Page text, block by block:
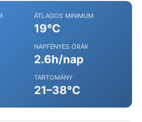
ÁTLAGOS MINIMUM
19°C
NAPFÉNYES ÓRÁK
2.6h/nap
TARTOMÁNY
21–38°C